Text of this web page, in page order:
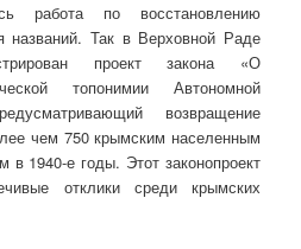
работа по восстановлению
названий. Так в Верховной Раде
проект закона «О
топонимии Автономной
возвращение
чем 750 крымским населенным
в 1940-е годы. Этот законопроект
отклики среди крымских